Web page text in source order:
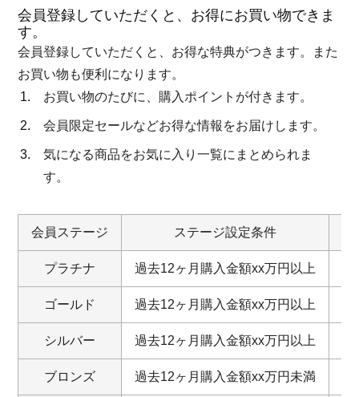
会員登録していただくと、お得にお買い物できま
す。
会員登録していただくと、お得な特典がつきます。また
お買い物も便利になります。
お買い物のたびに、購入ポイントが付きます。
会員限定セールなどお得な情報をお届けします。
気になる商品をお気に入り一覧にまとめられま
す。
会員ステージ ステージ設定条件
プラチナ 過去12ヶ月購入金額xx万円以上
ゴールド 過去12ヶ月購入金額xx万円以上
シルバー 過去12ヶ月購入金額xx万円以上
ブロンズ 過去12ヶ月購入金額xx万円未満